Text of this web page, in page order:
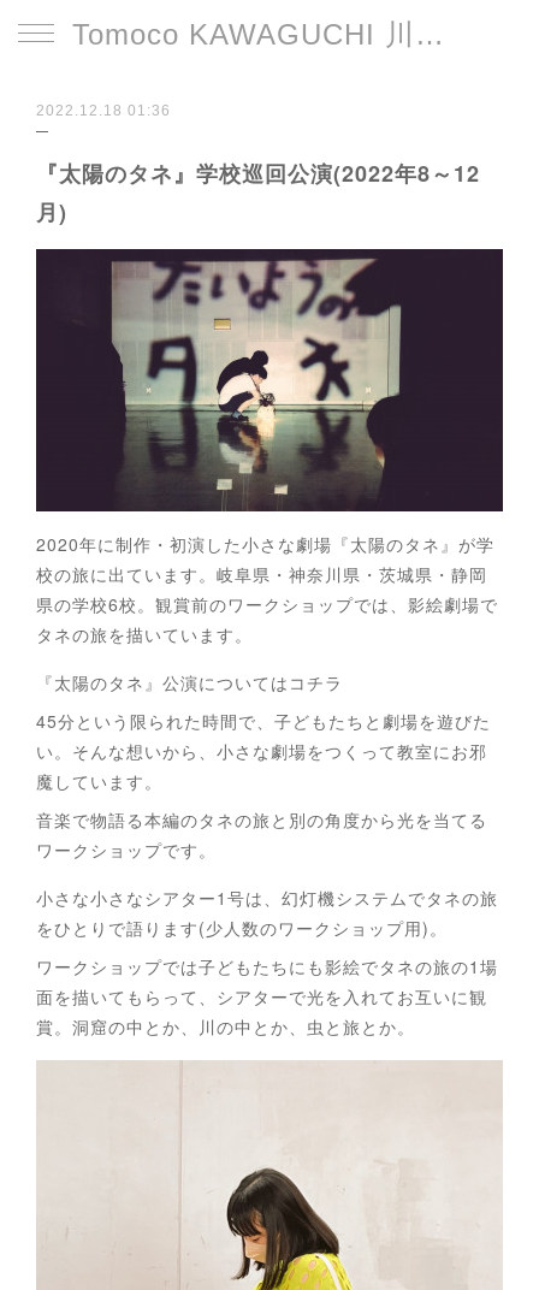
Tomoco KAWAGUCHI 川口智子
2022.12.18 01:36
『太陽のタネ』学校巡回公演(2022年8～12
月)
2020年に制作・初演した小さな劇場『太陽のタネ』が学
校の旅に出ています。岐阜県・神奈川県・茨城県・静岡
県の学校6校。観賞前のワークショップでは、影絵劇場で
タネの旅を描いています。
『太陽のタネ』公演についてはコチラ
45分という限られた時間で、子どもたちと劇場を遊びた
い。そんな想いから、小さな劇場をつくって教室にお邪
魔しています。
音楽で物語る本編のタネの旅と別の角度から光を当てる
ワークショップです。
小さな小さなシアター1号は、幻灯機システムでタネの旅
をひとりで語ります(少人数のワークショップ用)。
ワークショップでは子どもたちにも影絵でタネの旅の1場
面を描いてもらって、シアターで光を入れてお互いに観
賞。洞窟の中とか、川の中とか、虫と旅とか。